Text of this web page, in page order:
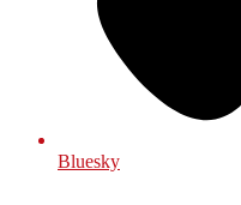
Bluesky